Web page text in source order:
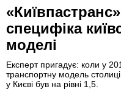
специфіка
моделі
Експерт пригадує: коли у
транспортну модель
у Києві був на рівні 1,5.